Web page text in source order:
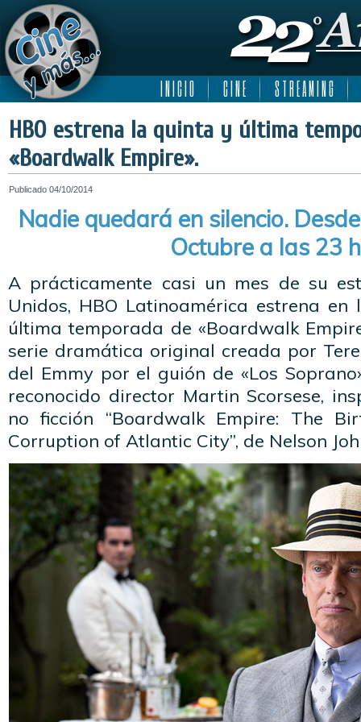
I N I C I O C I N E S T R E A M I N G
HBO estrena la quinta y última
«Boardwalk Empire».
Publicado 04/10/2014
Nadie quedará en silencio.
Octubre a las 23
A prácticamente casi un mes de su
Unidos, HBO Latinoamérica estrena
última temporada de «Boardwalk
serie dramática original creada por
del Emmy por el guión de «Los
reconocido director Martin Scorsese,
no ficción “Boardwalk Empire: The
Corruption of Atlantic City”, de Nelson